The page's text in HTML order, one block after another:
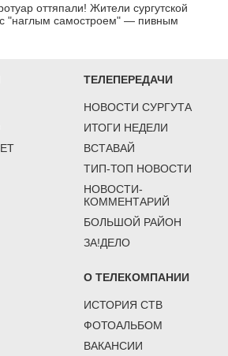
оттяпали! Жители сургутской
с "наглым самостроем" — пивным
ТЕЛЕПЕРЕДАЧИ
НОВОСТИ СУРГУТА
ИТОГИ НЕДЕЛИ
ВСТАВАЙ
ТИП-ТОП НОВОСТИ
НОВОСТИ-
КОММЕНТАРИЙ
БОЛЬШОЙ РАЙОН
ЗА!ДЕЛО
О ТЕЛЕКОМПАНИИ
ИСТОРИЯ СТВ
ФОТОАЛЬБОМ
ВАКАНСИИ